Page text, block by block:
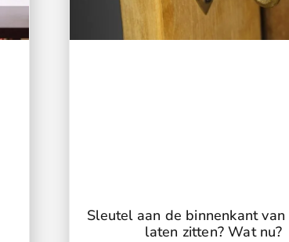
Sleutel aan de binnenkant
laten zitten? Wat nu?